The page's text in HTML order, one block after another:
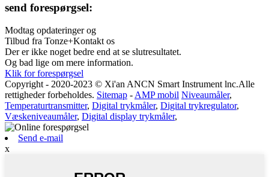
send forespørgsel:
Modtag opdateringer og
Tilbud fra Tonze+Kontakt os
Der er ikke noget bedre end at se slutresultatet.
Og bad lige om mere information.
Klik for forespørgsel
Copyright - 2020-2023 © Xi'an ANCN Smart Instrument lnc.Alle
rettigheder forbeholdes. Sitemap -AMP mobil Niveaumåler,
Temperaturtransmitter, Digital trykmåler, Digital trykregulator,
Væskeniveaumåler, Digital display trykmåler,
Send e-mail
x